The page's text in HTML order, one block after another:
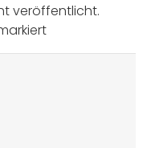
veröffentlicht.